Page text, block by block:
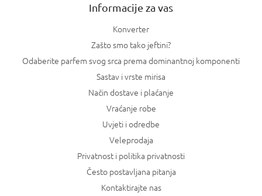
Informacije za vas
Konverter
Zašto smo tako jeftini?
Odaberite parfem svog srca prema dominantnoj komponenti
Sastav i vrste mirisa
Način dostave i plaćanje
Vraćanje robe
Uvjeti i odredbe
Veleprodaja
Privatnost i politika privatnosti
Često postavljana pitanja
Kontaktirajte nas